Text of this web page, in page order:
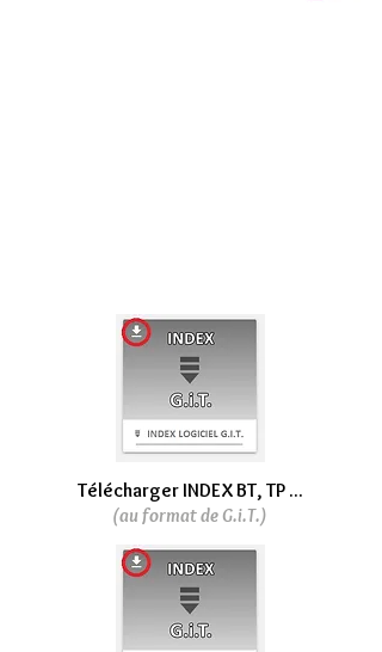
Télécharger INDEX BT, TP ...
(au format de G.i.T.)